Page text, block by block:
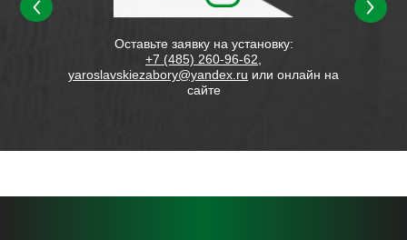
Оставьте заявку на установку:
+7 (485) 260-96-62
yaroslavskiezabory@yandex.ru или онлайн на
сайте